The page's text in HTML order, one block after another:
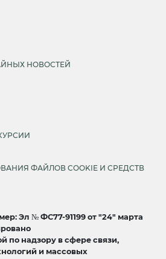
НОВОСТЕЙ
ФАЙЛОВ COOKIE И СРЕДСТВ
Эл № ФС77-91199 от "24" марта
по надзору в сфере связи,
и массовых